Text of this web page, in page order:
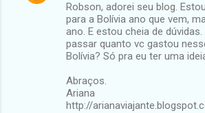
Robson, adorei seu blog.
para a Bolívia ano que vem,
ano. E estou cheia de
passar quanto vc gastou
Bolívia? Só pra eu ter uma
Abraços.
Ariana
http://